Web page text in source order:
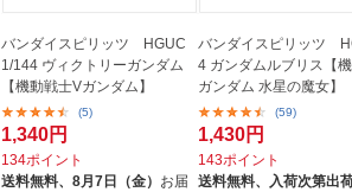
バンダイスピリッツ HGUC
1/144 ヴィクトリーガンダム
【機動戦士Vガンダム】
(5)
1,340円
134ポイント
送料無料、 8月7日（金） お届
バンダイスピリッツ
4 ガンダムルブリス【
ガンダム 水星の魔女】
(59)
1,430円
143ポイント
送料無料、
入荷次第出